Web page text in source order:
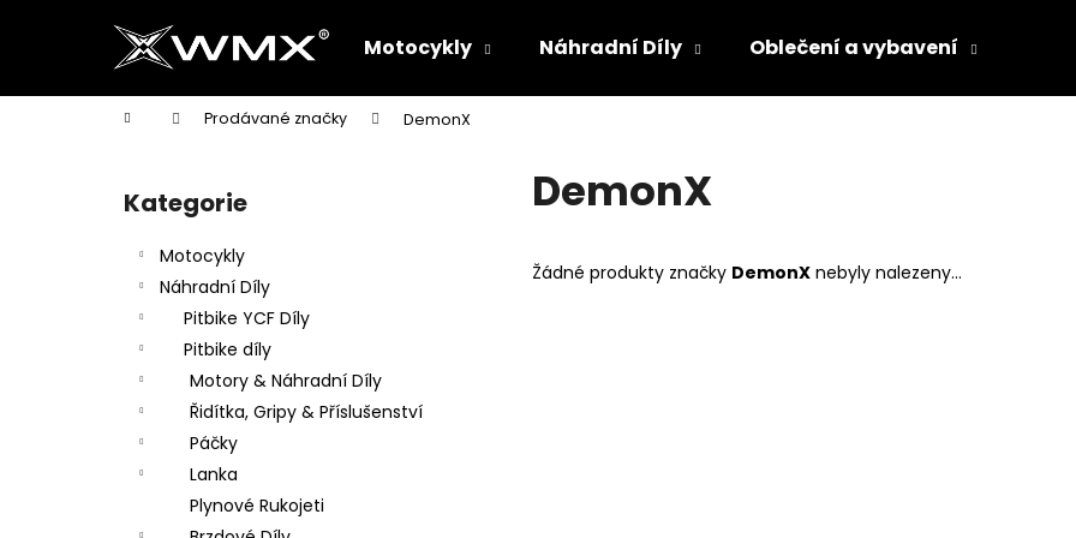
Motocykly Náhradní Díly Oblečení a vybavení
Domů Prodávané značky DemonX
Přeskočit
kategorie
Kategorie
Motocykly
Náhradní Díly
Pitbike YCF Díly
Pitbike díly
Motory & Náhradní Díly
Řidítka, Gripy & Příslušenství
Páčky
Lanka
Plynové Rukojeti
DemonX
Žádné produkty značky DemonX nebyly nalezeny...
í
Zpět
do
Zpět
do